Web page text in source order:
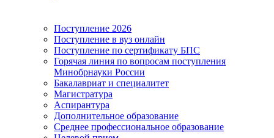
Поступление 2026
Поступление в вуз онлайн
Поступление по сертификату БПС
Горячая линия по вопросам поступления
Минобрнауки России
Бакалавриат и специалитет
Магистратура
Аспирантура
Дополнительное образование
Среднее профессиональное образование